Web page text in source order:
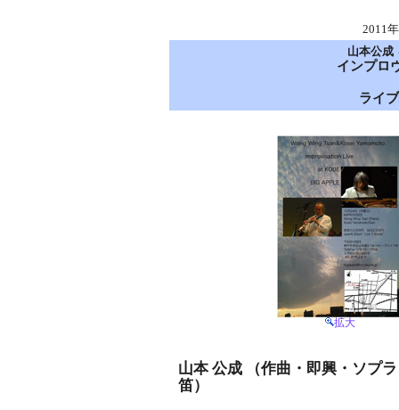
2011
山本公成
インプロ
ライ
拡大
山本 公成 （作曲・即興・ソプ
笛）